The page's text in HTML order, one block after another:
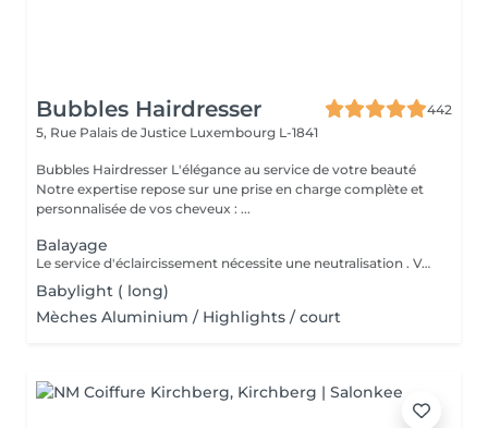
Bubbles Hairdresser
442
5, Rue Palais de Justice Luxembourg L-1841
Bubbles Hairdresser L'élégance au service de votre beauté
Notre expertise repose sur une prise en charge complète et
personnalisée de vos cheveux : ...
Balayage
Le service d'éclaircissement nécessite une neutralisation . Veuillez cliquer sur le service Patine/Gloss
Babylight ( long)
Mèches Aluminium / Highlights / court